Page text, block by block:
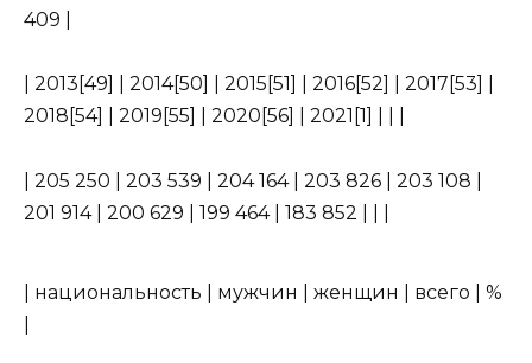
409 |
| 2013[49] | 2014[50] | 2015[51] | 2016[52] | 2017[53] |
2018[54] | 2019[55] | 2020[56] | 2021[1] | | |
| 205 250 | 203 539 | 204 164 | 203 826 | 203 108 |
201 914 | 200 629 | 199 464 | 183 852 | | |
| национальность | мужчин | женщин | всего | %